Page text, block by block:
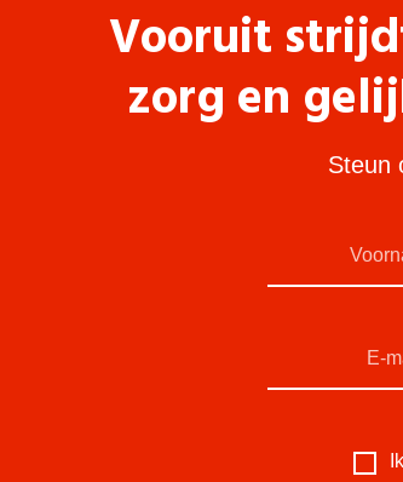
Vooruit
zorg en
Steun